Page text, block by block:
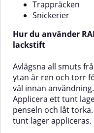
+21 °C.FörvaringFörvaras
frostfritt.⚠️ OBS. Färgen som
återges på skärmen kan avvika
från den verkliga kulören.
Trappräcken
Snickerier
Hur du använder
lackstift
Avlägsna all smuts
ytan är ren och torr
väl innan användning.
Applicera ett tunt
penseln och låt
tunt lager appliceras.